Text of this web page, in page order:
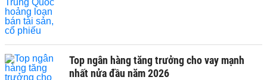
Top ngân hàng tăng trưởng cho vay mạnh
nhất nửa đầu năm 2026